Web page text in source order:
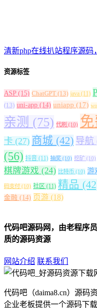
清新php在线扒站程序源
资源标签
ASP (15) ChatGPT (13) java (11)
(13) uni-app (14) uniapp (17)
亲测 (75) 代刷 (10)
卡 (27) 商城 (42) 导航
(56) 抖音 (11) 抽奖 (10) 挖矿 (10)
棋牌游戏 (24) 比特币 (10) 游
码支付 (10) 社区 (11) 精品
金融 (14) 页游 (18)
代码吧源码网，由老程序
质的源码资源
网站介绍 联系我们
代码吧（daima8.cn）源码
企业老板提供一个源码下